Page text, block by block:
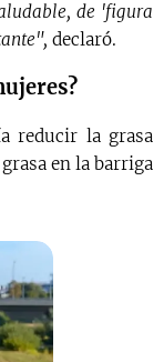
de 'figura
declaró.
reducir la grasa
en la barriga